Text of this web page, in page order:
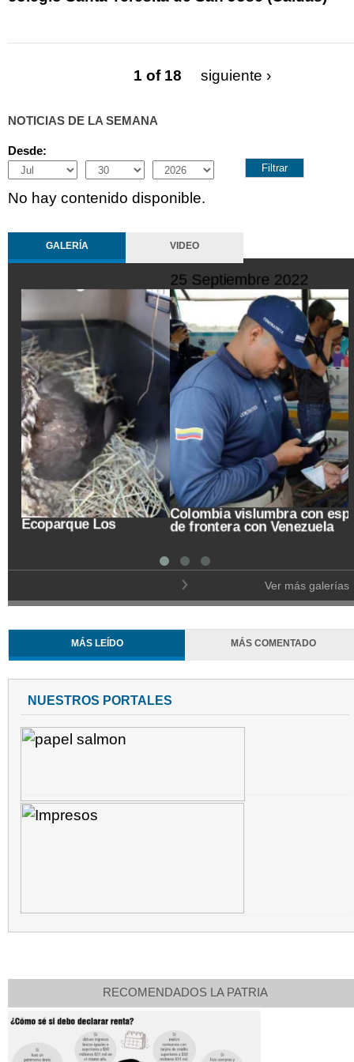
1 of 18 siguiente ›
NOTICIAS DE LA SEMANA
Desde:
Month
Day Year
No hay contenido disponible.
GALERÍA VIDEO
Trasladan a búho orejudo al Ecoparque Los
Ver más galerías
MÁS LEÍDO MÁS COMENTADO
NUESTROS PORTALES
RECOMENDADOS LA PATRIA